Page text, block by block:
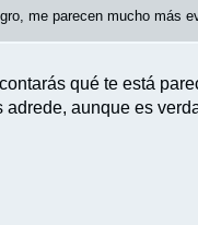
me parecen mucho más
qué te está
aunque es